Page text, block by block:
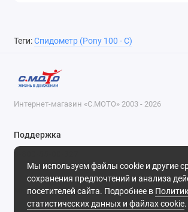
Теги:Спидометр (Pony 100 - С)
Мы используем файлы cookie и другие
сохранения предпочтений и анализа
посетителей сайта. Подробнее в
статистических данных и файлах cookie
Интернет-магазин «С.МОТО» 2003 - 2026
Поддержка
8-800-55-00-327
Будни, с 09-30 до 18-30
Мы в сети